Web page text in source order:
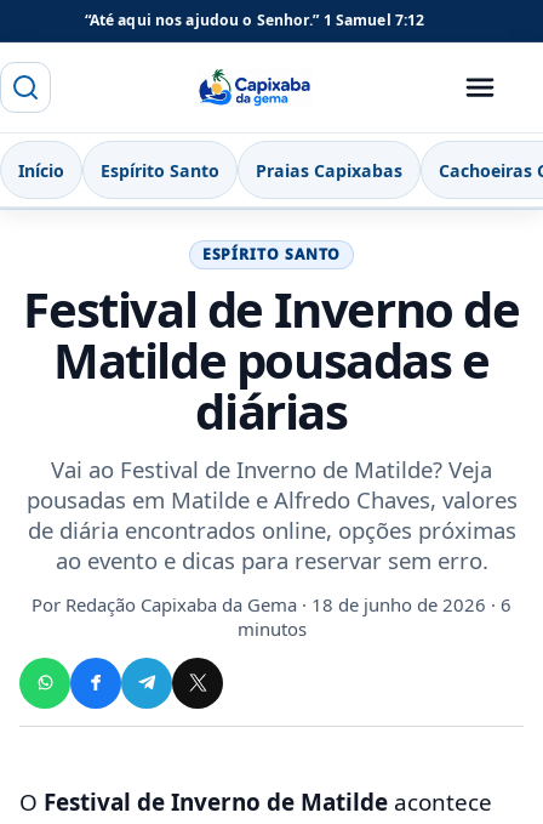
“Até aqui nos ajudou o Senhor.” 1 Samuel 7:12
Buscar Capixaba da Gema
Menu
Início Espírito Santo Praias Capixabas Cachoeiras
ESPÍRITO SANTO
Festival de Inverno de
Matilde pousadas e
diárias
Vai ao Festival de Inverno de Matilde? Veja
pousadas em Matilde e Alfredo Chaves, valores
de diária encontrados online, opções próximas
ao evento e dicas para reservar sem erro.
Por Redação Capixaba da Gema · 18 de junho de 2026 · 6
minutos
O Festival de Inverno de Matilde acontece